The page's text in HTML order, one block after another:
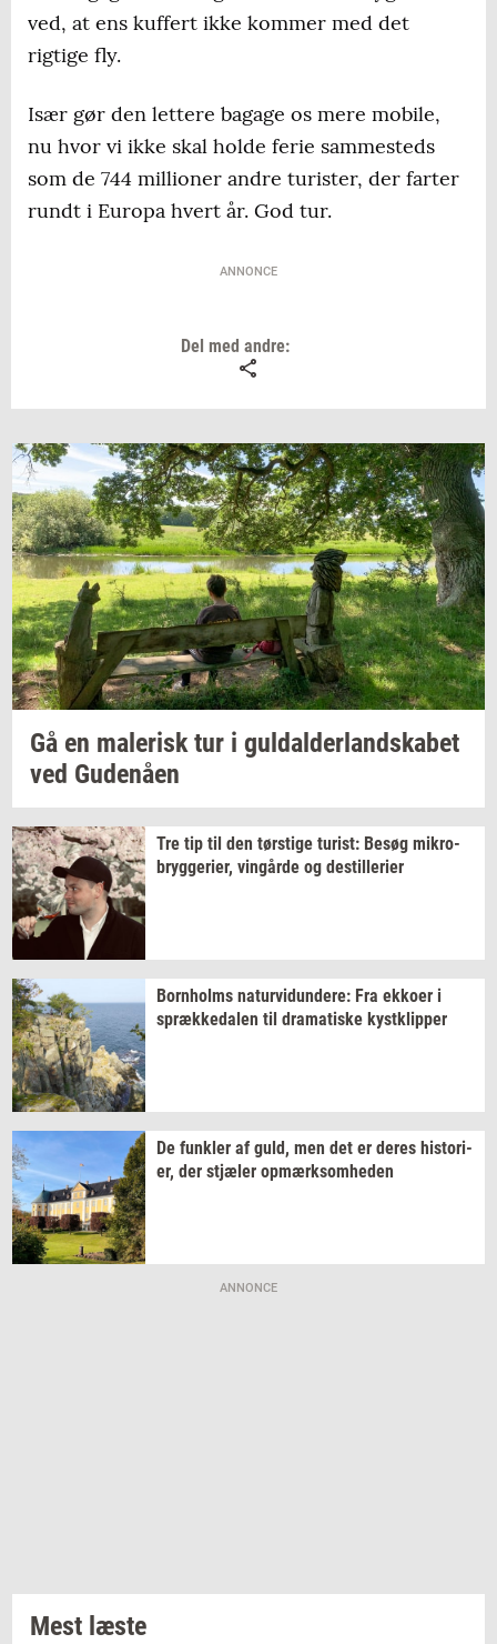
ved, at ens kuffert ikke kommer med det
rigtige fly.
Især gør den lettere bagage os mere mobile,
nu hvor vi ikke skal holde ferie sammesteds
som de 744 millioner andre turister, der farter
rundt i Europa hvert år. God tur.
ANNONCE
Del med andre:
Gå en ma­le­risktur i gul­dal­der­land­ska­bet
ved Gu­denå­en
Tre tip til den tørsti­ge turist: Besøg mi­kro­
bryg­ge­ri­er, vin­går­de og destil­le­ri­er
Born­holms na­tur­vi­dun­de­re: Fra ek­ko­er i
spræk­ke­da­len til dra­ma­ti­ske kyst­klip­per
De funk­ler af guld, men det er deres hi­sto­ri­
er, der stjæ­ler op­mærk­som­he­den
ANNONCE
Mest læste